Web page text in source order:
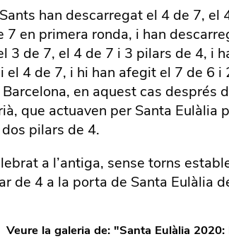
han descarregat el 4 de 7,
7 en primera ronda, i han
3 de 7, el 4 de 7 i 3 pilars de 4, i
el 4 de 7, i hi han afegit el 7 de 6
Barcelona, en aquest cas
que actuaven per Santa
pilars de 4.
a l’antiga, sense torns
de 4 a la porta de Santa Eulàlia
Veure la galeria de: "Santa Eulàlia